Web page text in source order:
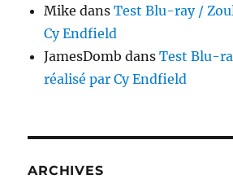
Mike dansTest Blu-ray /
Cy Endfield
JamesDomb dansTest Blu-
réalisé par Cy Endfield
ARCHIVES